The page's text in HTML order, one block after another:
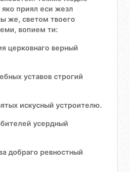
приял еси жезл
же, светом твоего
вопием ти:
церковнаго верный
уставов строгий
искусный устроителю.
усердный
добраго ревностный